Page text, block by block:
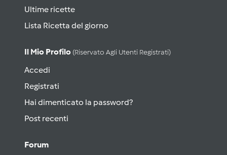
Ultime ricette
Lista Ricetta del giorno
Il Mio Profilo (riservato Agli Utenti Registrati)
Accedi
Registrati
Hai dimenticato la password?
Post recenti
Forum